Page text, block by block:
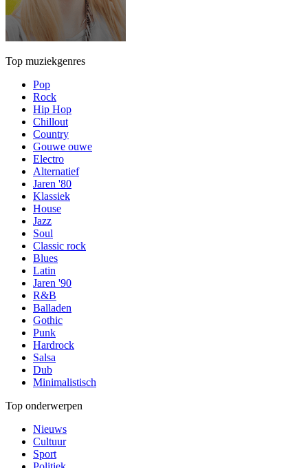
Top muziekgenres
Pop
Rock
Hip Hop
Chillout
Country
Gouwe ouwe
Electro
Alternatief
Jaren '80
Klassiek
House
Jazz
Soul
Classic rock
Blues
Latin
Jaren '90
R&B
Balladen
Gothic
Punk
Hardrock
Salsa
Dub
Minimalistisch
Top onderwerpen
Nieuws
Cultuur
Sport